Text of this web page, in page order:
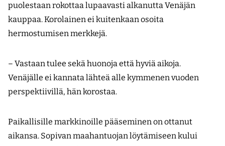
puolestaan rokottaa lupaavasti alkanutta Venäjän
kauppaa. Korolainen ei kuitenkaan osoita
hermostumisen merkkejä.
– Vastaan tulee sekä huonoja että hyviä aikoja.
Venäjälle ei kannata lähteä alle kymmenen vuoden
perspektiivillä, hän korostaa.
Paikallisille markkinoille pääseminen on ottanut
aikansa. Sopivan maahantuojan löytämiseen kului